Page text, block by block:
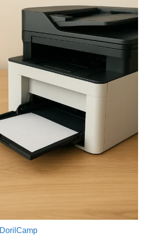
DorilCamp